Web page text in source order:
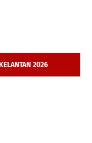
2026